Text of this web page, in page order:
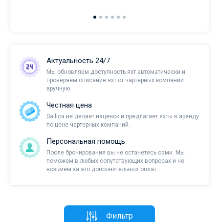
Актуальность 24/7
Мы обновляем доступность яхт автоматически и
проверяем описание яхт от чартерных компаний
вручную
Честная цена
Sailica не делает наценок и предлагает яхты в аренду
по цене чартерных компаний.
Персональная помощь
После бронирования вы не останетесь сами. Мы
поможем в любых сопутствующих вопросах и не
возьмем за это дополнительных оплат.
Фильтр